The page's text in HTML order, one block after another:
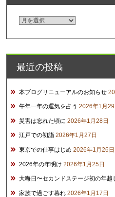
ア
イ
ブ
最近の投稿
本ブログリニューアルのお知らせ
午年一年の運気を占う 2026年1月29
災害は忘れた頃に 2026年1月28日
江戸での初詣 2026年1月27日
東京での仕事はじめ 2026年1月26日
2026年の年明け 2026年1月25日
大晦日〜セカンドステージ初の年越
家族で過ごす暮れ 2026年1月17日